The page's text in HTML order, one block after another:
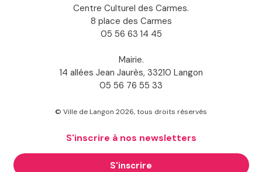
Centre Culturel des Carmes.
8 place des Carmes
05 56 63 14 45
Mairie.
14 allées Jean Jaurès, 33210 Langon
05 56 76 55 33
© Ville de Langon 2026, tous droits réservés
S'inscrire à nos newsletters
S'inscrire